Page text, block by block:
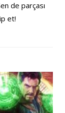
de parçası
et!